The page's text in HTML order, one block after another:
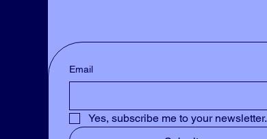
Email
Yes, subscribe me to your newsletter.